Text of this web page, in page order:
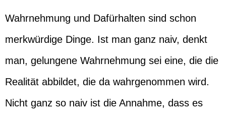
Wahrnehmung und Dafürhalten sind schon
merkwürdige Dinge. Ist man ganz naiv, denkt
man, gelungene Wahrnehmung sei eine, die die
Realität abbildet, die da wahrgenommen wird.
Nicht ganz so naiv ist die Annahme, dass es